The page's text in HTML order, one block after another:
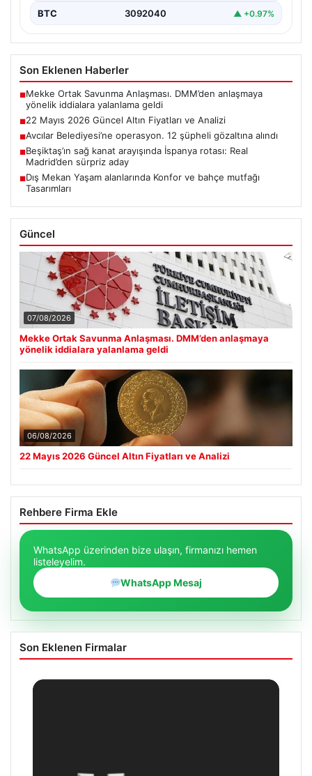
BTC 3092040 ▲ +0.97%
Son Eklenen Haberler
■Mekke Ortak Savunma Anlaşması. DMM’den anlaşmaya
yönelik iddialara yalanlama geldi
■22 Mayıs 2026 Güncel Altın Fiyatları ve Analizi
■Avcılar Belediyesi’ne operasyon. 12 şüpheli gözaltına alındı
■Beşiktaş’ın sağ kanat arayışında İspanya rotası: Real
Madrid’den sürpriz aday
■Dış Mekan Yaşam alanlarında Konfor ve bahçe mutfağı
Tasarımları
Güncel
07/08/2026
Mekke Ortak Savunma Anlaşması. DMM’den anlaşmaya
yönelik iddialara yalanlama geldi
06/08/2026
22 Mayıs 2026 Güncel Altın Fiyatları ve Analizi
Rehbere Firma Ekle
WhatsApp üzerinden bize ulaşın, firmanızı hemen
listeleyelim.
WhatsApp Mesaj
Son Eklenen Firmalar